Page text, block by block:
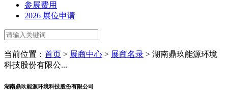
参展费用
2026 展位申请
当前位置： 首页 > 展商中心 > 展商名录 > 湖南鼎玖能源环境
科技股份有限公...
湖南鼎玖能源环境科技股份有限公司